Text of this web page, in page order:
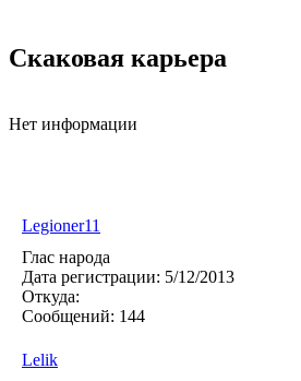
Скаковая карьера
Нет информации
Legioner11
Глас народа
Дата регистрации: 5/12/2013
Откуда:
Сообщений: 144
Lelik